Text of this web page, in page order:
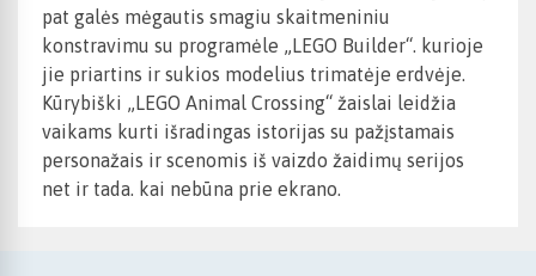
pat galės mėgautis smagiu skaitmeniniu
konstravimu su programėle „LEGO Builder“. kurioje
jie priartins ir sukios modelius trimatėje erdvėje.
Kūrybiški „LEGO Animal Crossing“ žaislai leidžia
vaikams kurti išradingas istorijas su pažįstamais
personažais ir scenomis iš vaizdo žaidimų serijos
net ir tada. kai nebūna prie ekrano.